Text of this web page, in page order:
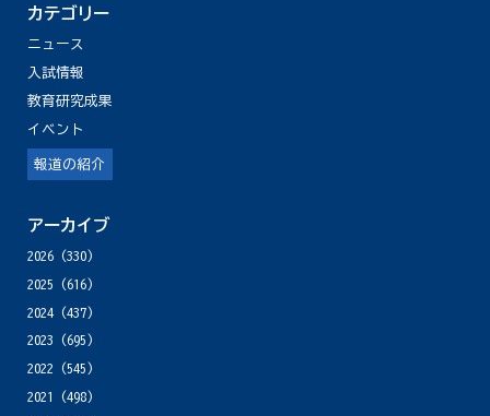
カテゴリー
ニュース
入試情報
教育研究成果
イベント
報道の紹介
アーカイブ
2026(330)
2025 (616)
2024(437)
2023 (695)
2022 (545)
2021
(498)